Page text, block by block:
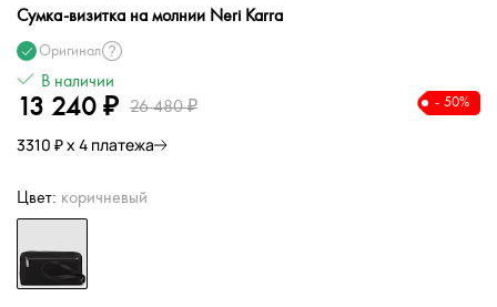
Сумка-визитка на молнии Neri Karra
Оригинал
В наличии
13 240 ₽ 26 480 ₽ - 50%
3310 ₽ х 4 платежа
Цвет: коричневый